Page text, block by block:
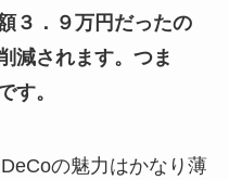
３．９万円だったの
減されます。つま
す。
の魅力はかなり薄